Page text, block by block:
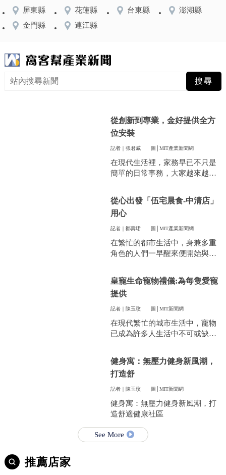
屏東縣
花蓮縣 台東縣
澎湖縣
金門縣
連江縣
從創新到專業，金好提供全方
位安裝
記者｜張君威 圖│MIT產業新聞網
在現代生活裡，家務早已不只是
簡單的日常事務，大家越來越重
件看似小事卻常常讓人煩惱。像
是衣服太多、空間不夠，或是遇
到突然變天，曬衣服真的讓不少
人感到頭疼。
從心出發「伍宅晨食-中清店」
用心
記者｜鄒壽珺 圖│MIT產業新聞網
在繁忙的都市生活中，身兼多重
角色的人們一早醒來便開始與時
皇寵生命寵物禮儀:為每隻愛寵
提供
記者｜陳玉玟 圖│MIT新聞網
在現代繁忙的城市生活中，寵物
已成為許多人生活中不可或缺的
藉。當愛寵的生命走到盡頭時，
飼主們往往陷入深深的悲傷，而
如何讓他們走得體面、安心，成
的訴求。
健身寓：無壓力健身新風潮，
打造舒
記者｜陳玉玟 圖│MIT新聞網
健身寓：無壓力健身新風潮，打
造舒適健康社區
See More
推薦店家